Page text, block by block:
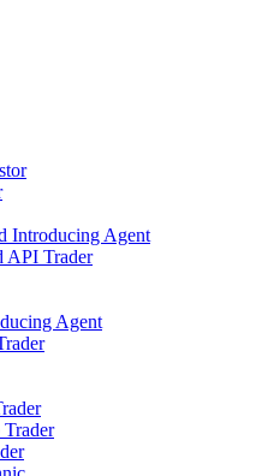
Introducing Agent
API Trader
Agent